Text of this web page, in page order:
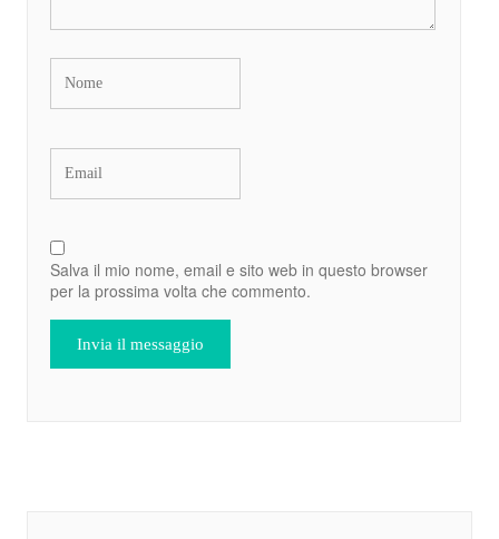
Salva il mio nome, email e sito web in questo browser
per la prossima volta che commento.